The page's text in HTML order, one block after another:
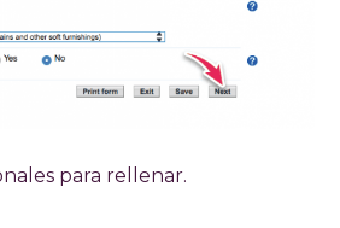
para rellenar.